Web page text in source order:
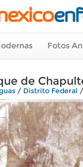
Fotos
de
/ Distrito Federal /